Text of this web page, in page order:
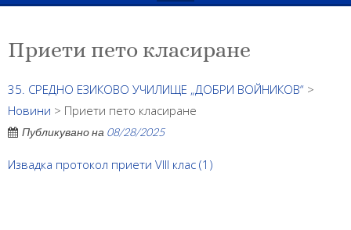
Приети пето класиране
35. СРЕДНО ЕЗИКОВО УЧИЛИЩЕ „ДОБРИ ВОЙНИКОВ“ >
Новини > Приети пето класиране
Публикувано на 08/28/2025
Извадка протокол приети VIII клас (1)